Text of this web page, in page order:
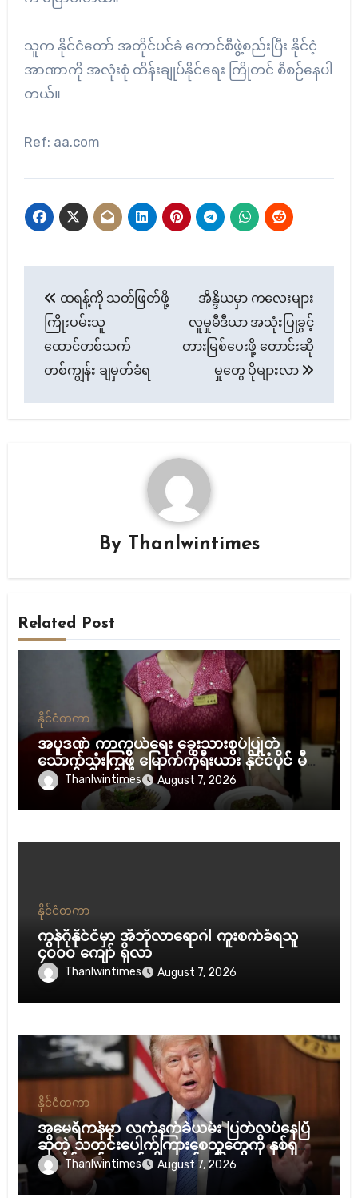
သူက နိုင်ငံတော် အတိုင်ပင်ခံ ကောင်စီဖွဲ့စည်းပြီး နိုင်ငံ့
အာဏာကို အလုံးစုံ ထိန်းချုပ်နိုင်ရေး ကြိုတင် စီစဉ်နေပါ
တယ်။
Ref: aa.com
navigation
ထရန့်ကို သတ်ဖြတ်ဖို့
ကြိုးပမ်းသူ
ထောင်တစ်သက်
တစ်ကျွန်း ချမှတ်ခံရ
အိန္ဒိယမှာ ကလေးများ
လူမှုမီဒီယာ အသုံးပြုခွင့်
တားမြစ်ပေးဖို့ တောင်းဆို
မှုတွေ ပိုများလာ
By Thanlwintimes
Related Post
နိုင်ငံတကာ
အပူဒဏ် ကာကွယ်ရေး ခွေးသားစွပ်ပြုတ်
သောက်သုံးကြဖို့ မြောက်ကိုရီးယား နိုင်ငံပိုင် မီဒီ
ယာ တိုက်တွန်း
Thanlwintimes August 7, 2026
နိုင်ငံတကာ
ကွန်ဂိုနိုင်ငံမှာ အီဘိုလာရောဂါ ကူးစက်ခံရသူ
၄၀၀၀ ကျော် ရှိလာ
Thanlwintimes August 7, 2026
နိုင်ငံတကာ
အမေရိကန်မှာ လက်နက်ခဲယမ်း ပြတ်လပ်နေပြီ
ဆိုတဲ့ သတင်းပေါက်ကြားစေသူတွေကို နှစ်ရှည်
ထောင်ဒဏ်ချမယ်လို့ ထရန့် ပြော
Thanlwintimes August 7, 2026